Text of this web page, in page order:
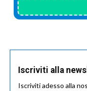
Iscriviti alla
Iscriviti adesso alla